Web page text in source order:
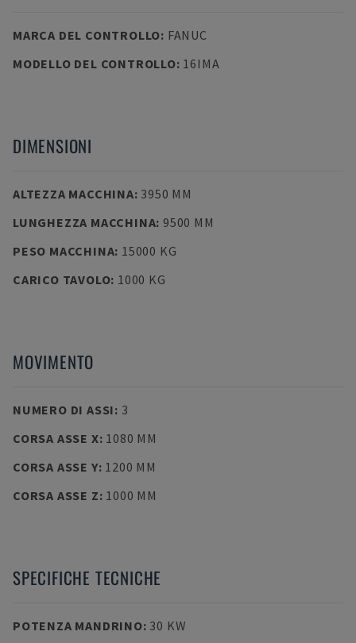
MARCA DEL CONTROLLO: FANUC
MODELLO DEL CONTROLLO: 16IMA
DIMENSIONI
ALTEZZA MACCHINA: 3950 MM
LUNGHEZZA MACCHINA: 9500 MM
PESO MACCHINA: 15000 KG
CARICO TAVOLO: 1000 KG
MOVIMENTO
NUMERO DI ASSI: 3
CORSA ASSE X: 1080 MM
CORSA ASSE Y: 1200 MM
CORSA ASSE Z: 1000 MM
SPECIFICHE TECNICHE
POTENZA MANDRINO: 30 KW